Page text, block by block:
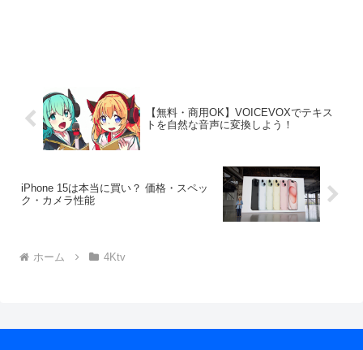
【無料・商用OK】VOICEVOXでテキス
トを自然な音声に変換しよう！
iPhone 15は本当に買い？ 価格・スペッ
ク・カメラ性能
ホーム 4Ktv